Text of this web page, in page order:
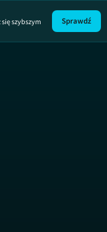
szybszym
Sprawdź